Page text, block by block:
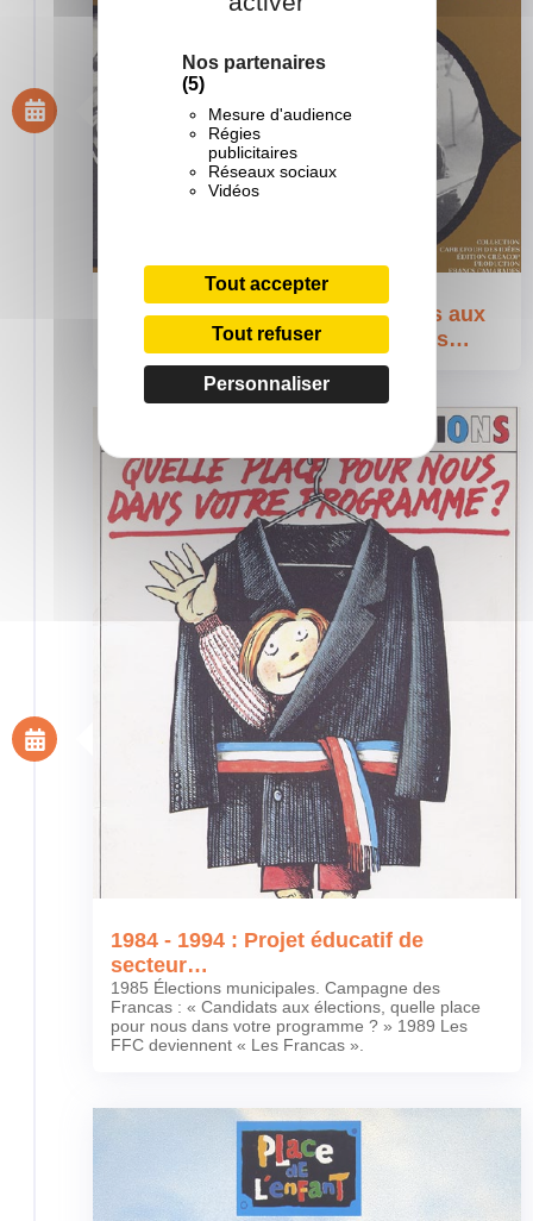
Nos partenaires
(5)
Mesure d'audience
Régies
publicitaires
Réseaux sociaux
Vidéos
Tout accepter
Tout refuser
Personnaliser
1974 - 1984 : Du centre de loisirs aux
structures d’accueil et d’activités…
1984 - 1994 : Projet éducatif de
secteur…
1985 Élections municipales. Campagne des
Francas : « Candidats aux élections, quelle place
pour nous dans votre programme ? » 1989 Les
FFC deviennent « Les Francas ».